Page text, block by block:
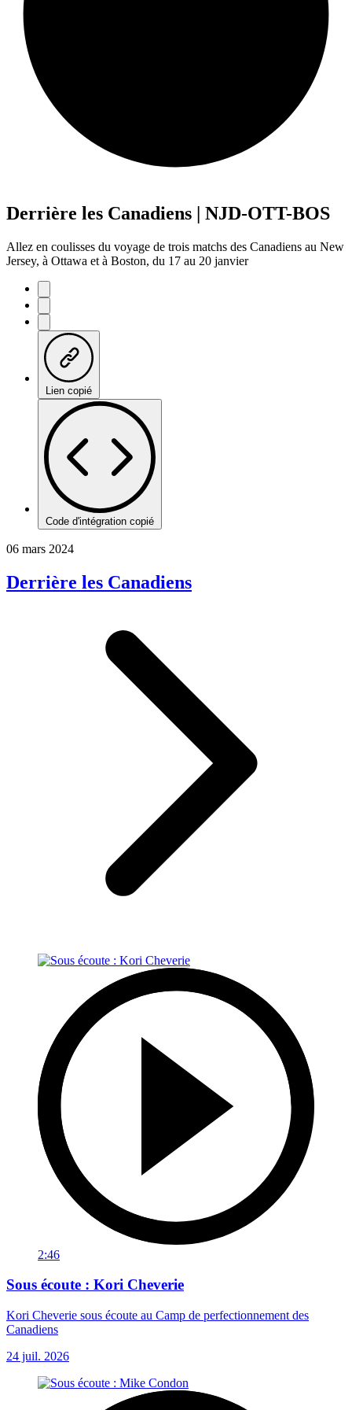
Derrière les Canadiens | NJD-OTT-BOS
Allez en coulisses du voyage de trois matchs des Canadiens au New
Jersey, à Ottawa et à Boston, du 17 au 20 janvier
Lien copié
Code d'intégration copié
06 mars 2024
Derrière les Canadiens
2:46
Sous écoute : Kori Cheverie
Kori Cheverie sous écoute au Camp de perfectionnement des
Canadiens
24 juil. 2026